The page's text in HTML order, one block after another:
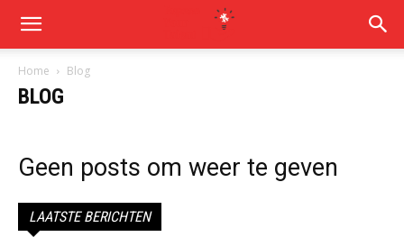
Home Blog
BLOG
Geen posts om weer te geven
LAATSTE BERICHTEN